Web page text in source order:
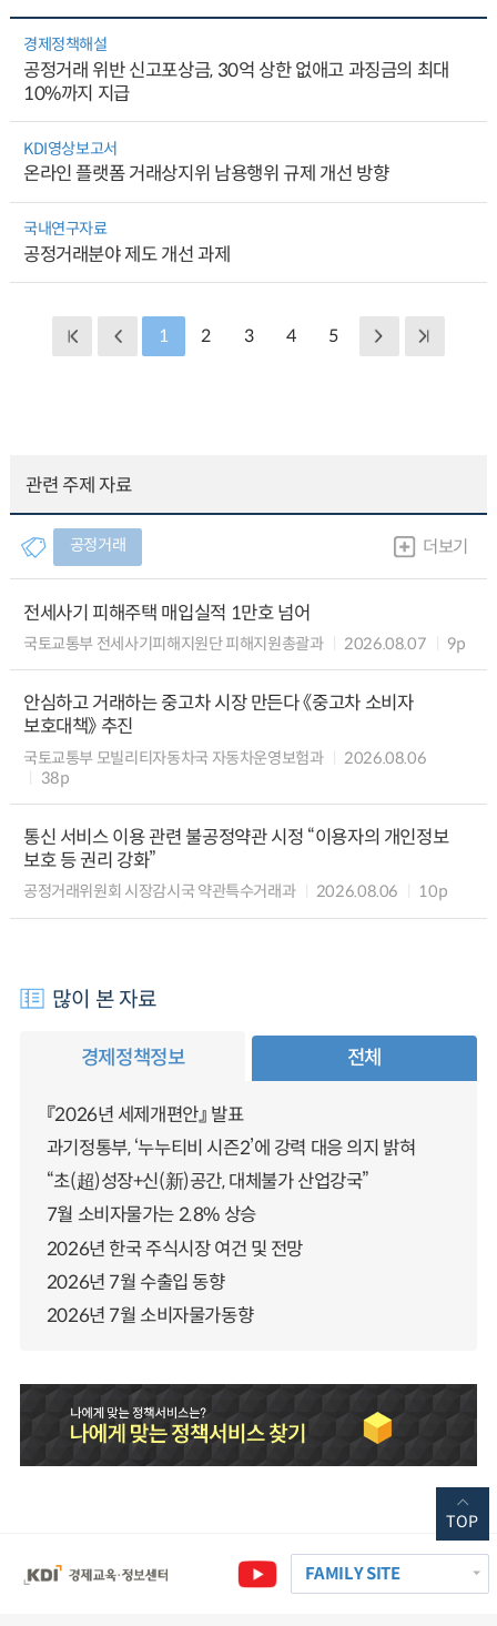
경제정책해설
공정거래 위반 신고포상금, 30억 상한 없애고 과징금의 최대
10%까지 지급
KDI영상보고서
온라인 플랫폼 거래상지위 남용행위 규제 개선 방향
국내연구자료
공정거래분야 제도 개선 과제
1 2 3 4 5
관련 주제 자료
공정거래 더보기
전세사기 피해주택 매입실적 1만호 넘어
국토교통부 전세사기피해지원단 피해지원총괄과 2026.08.07 9p
안심하고 거래하는 중고차 시장 만든다 《중고차 소비자
보호대책》 추진
국토교통부 모빌리티자동차국 자동차운영보험과
2026.08.06
38p
통신 서비스 이용 관련 불공정약관 시정 “이용자의 개인정보
보호 등 권리 강화”
공정거래위원회 시장감시국 약관특수거래과 2026.08.06 10p
많이 본 자료
경제정책정보 전체
『2026년 세제개편안』 발표
과기정통부, ‘누누티비 시즌2’에 강력 대응 의지 밝혀
“초(超)성장+신(新)공간, 대체불가 산업강국”
7월 소비자물가는 2.8% 상승
2026년 한국 주식시장 여건 및 전망
2026년 7월 수출입 동향
2026년 7월 소비자물가동향
FAMILY SITE
TOP